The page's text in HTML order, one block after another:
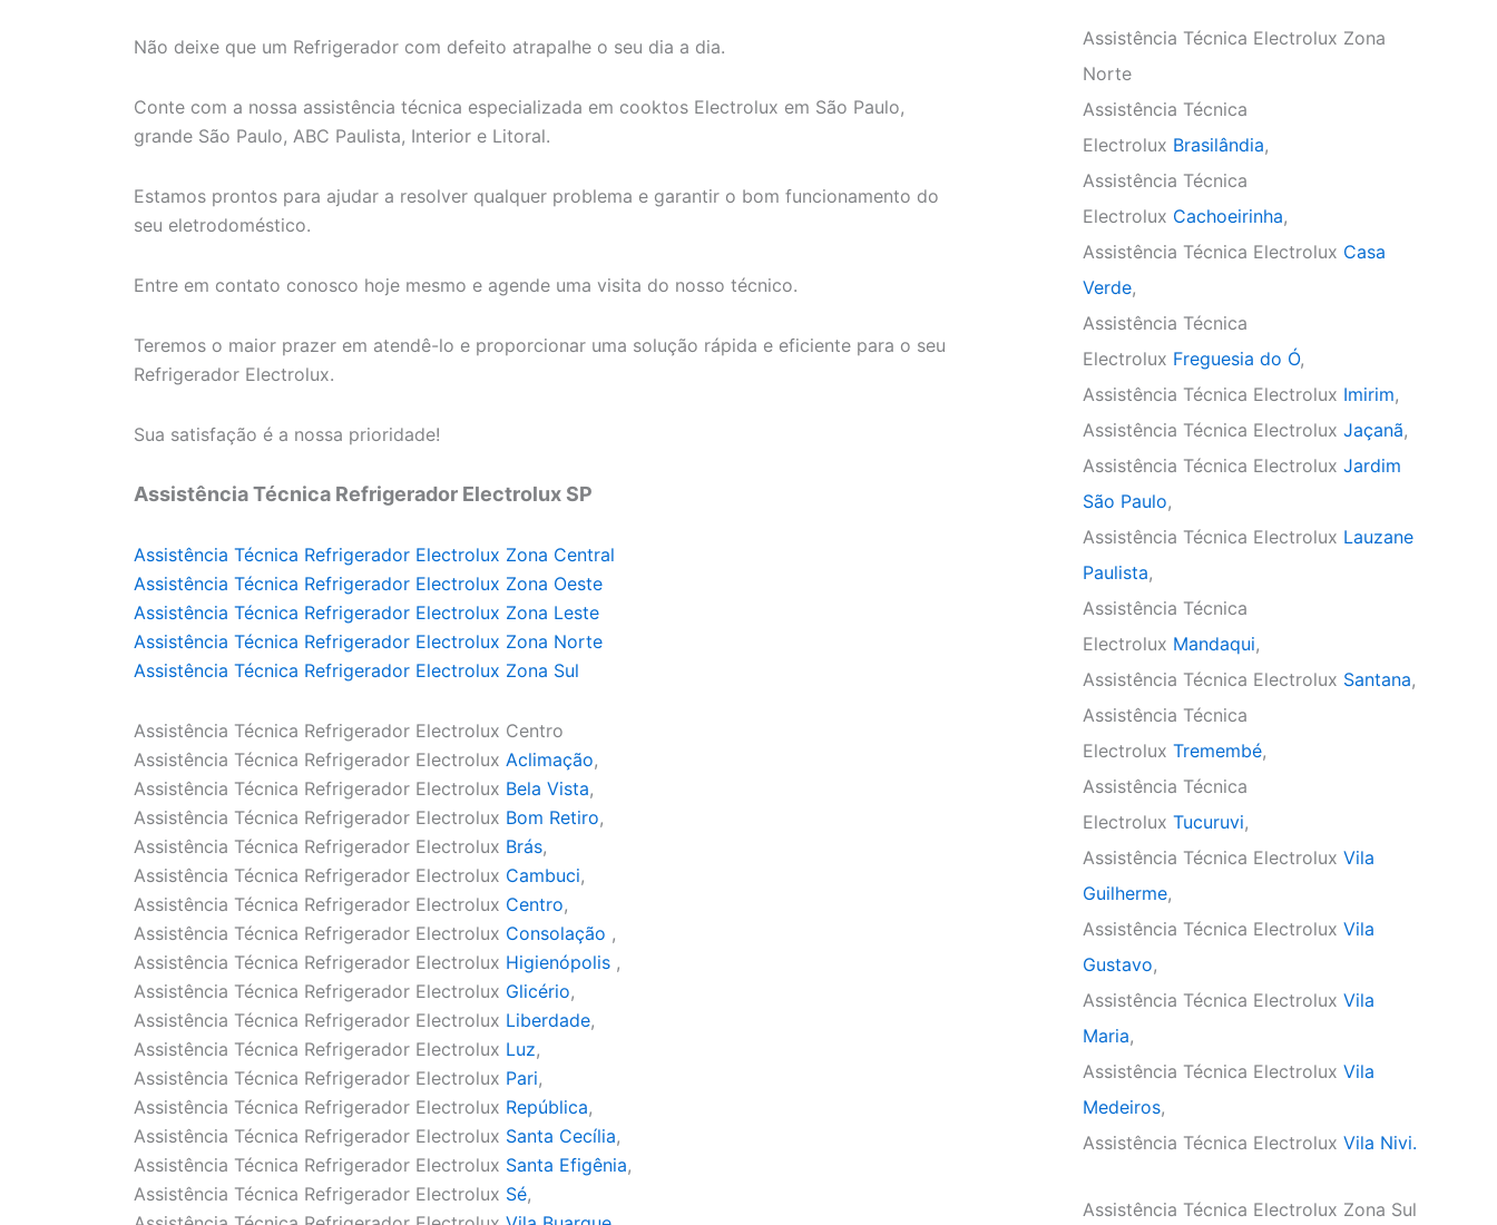
Não deixe que um Refrigerador com defeito atrapalhe o seu dia a dia.
Conte com a nossa assistência técnica especializada em cooktos Electrolux em São Paulo,
grande São Paulo, ABC Paulista, Interior e Litoral.
Estamos prontos para ajudar a resolver qualquer problema e garantir o bom funcionamento do
seu eletrodoméstico.
Entre em contato conosco hoje mesmo e agende uma visita do nosso técnico.
Teremos o maior prazer em atendê-lo e proporcionar uma solução rápida e eficiente para o seu
Refrigerador Electrolux.
Sua satisfação é a nossa prioridade!
Assistência Técnica Refrigerador Electrolux SP
Assistência Técnica Refrigerador Electrolux Zona Central
Assistência Técnica Refrigerador Electrolux Zona Oeste
Assistência Técnica Refrigerador Electrolux Zona Leste
Assistência Técnica Refrigerador Electrolux Zona Norte
Assistência Técnica Refrigerador Electrolux Zona Sul
Assistência Técnica Refrigerador Electrolux Centro
Assistência Técnica Refrigerador Electrolux Aclimação,
Assistência Técnica Refrigerador Electrolux Bela Vista,
Assistência Técnica Refrigerador Electrolux Bom Retiro,
Assistência Técnica Refrigerador Electrolux Brás,
Assistência Técnica Refrigerador Electrolux Cambuci,
Assistência Técnica Refrigerador Electrolux Centro,
Assistência Técnica Refrigerador Electrolux Consolação ,
Assistência Técnica Refrigerador Electrolux Higienópolis ,
Assistência Técnica Refrigerador Electrolux Glicério,
Assistência Técnica Refrigerador Electrolux Liberdade,
Assistência Técnica Refrigerador Electrolux Luz,
Assistência Técnica Refrigerador Electrolux Pari,
Assistência Técnica Refrigerador Electrolux República,
Assistência Técnica Refrigerador Electrolux Santa Cecília,
Assistência Técnica Refrigerador Electrolux Santa Efigênia,
Assistência Técnica Refrigerador Electrolux Sé,
Assistência Técnica Electrolux Zona
Norte
Assistência Técnica
Electrolux Brasilândia,
Assistência Técnica
Electrolux Cachoeirinha,
Assistência Técnica Electrolux Casa
Verde,
Assistência Técnica
Electrolux Freguesia do Ó,
Assistência Técnica Electrolux Imirim,
Assistência Técnica Electrolux Jaçanã,
Assistência Técnica Electrolux Jardim
São Paulo,
Assistência Técnica Electrolux Lauzane
Paulista,
Assistência Técnica
Electrolux Mandaqui,
Assistência Técnica Electrolux Santana,
Assistência Técnica
Electrolux Tremembé,
Assistência Técnica
Electrolux Tucuruvi,
Assistência Técnica Electrolux Vila
Guilherme,
Assistência Técnica Electrolux Vila
Gustavo,
Assistência Técnica Electrolux Vila
Maria,
Assistência Técnica Electrolux Vila
Medeiros,
Assistência Técnica Electrolux Vila Nivi.
Assistência Técnica Electrolux Zona Sul